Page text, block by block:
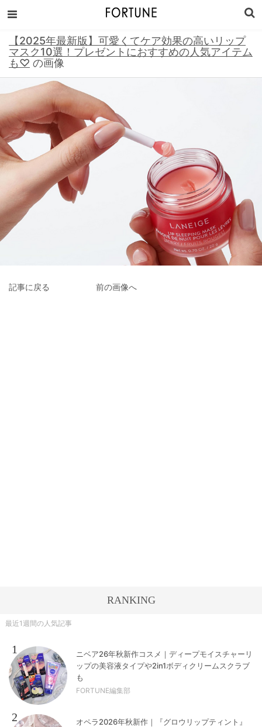
【2025年最新版】可愛くてケア効果の高いリップ
マスク10選！プレゼントにおすすめの人気アイテム
も♡ の画像
記事に戻る 前の画像へ
RANKING
最近1週間の人気記事
1
ニベア26年秋新作コスメ｜ディープモイスチャーリ
ップの美容液タイプや2in1ボディクリームスクラブ
も
FORTUNE編集部
2
オペラ2026年秋新作｜『グロウリップティント』